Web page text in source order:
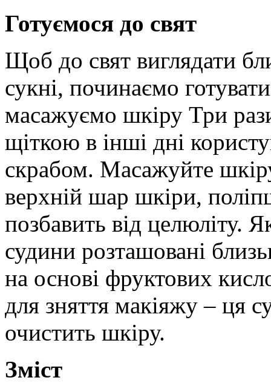
Готуємося до свят
Щоб до свят виглядати
сукні, починаємо
масажуємо шкіру Три
щіткою в інші дні
скрабом. Масажуйте
верхній шар шкіри,
позбавить від целюліту.
судини розташовані
на основі фруктових
для зняття макіяжу – ця
очистить шкіру.
Зміст